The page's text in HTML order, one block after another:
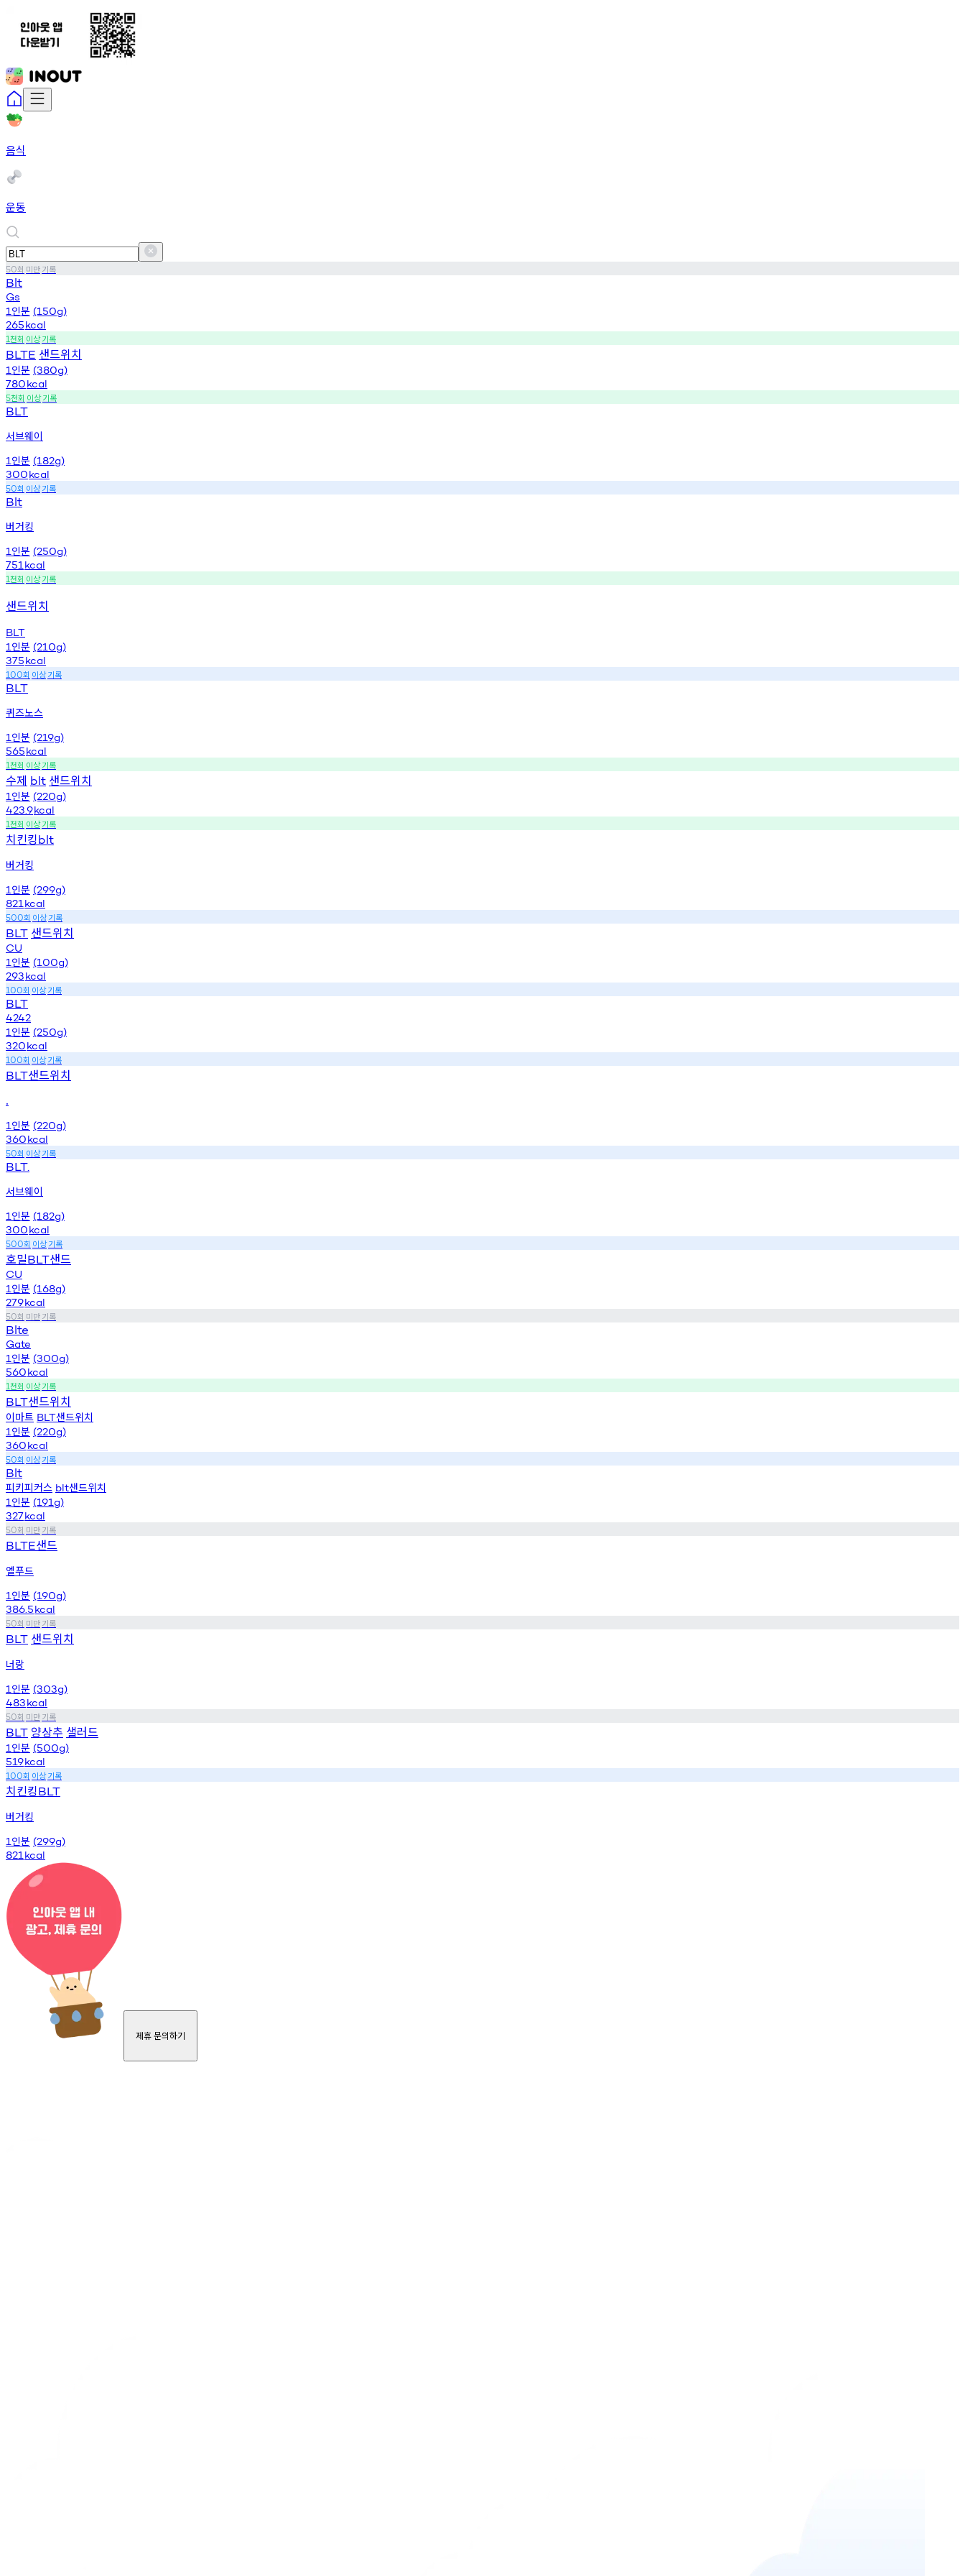
음식
운동
50회 미만기록
Blt
Gs
1인분 (150g)
265kcal
1천회 이상기록
BLTE 샌드위치
1인분 (380g)
780kcal
5천회 이상기록
BLT
서브웨이
1인분 (182g)
300kcal
50회 이상기록
Blt
버거킹
1인분 (250g)
751kcal
1천회 이상기록
샌드위치
BLT
1인분 (210g)
375kcal
100회 이상기록
BLT
퀴즈노스
1인분 (219g)
565kcal
1천회 이상기록
수제 blt 샌드위치
1인분 (220g)
423.9kcal
1천회 이상기록
치킨킹blt
버거킹
1인분 (299g)
821kcal
500회 이상기록
BLT 샌드위치
CU
1인분 (100g)
293kcal
100회 이상기록
BLT
4242
1인분 (250g)
320kcal
100회 이상기록
BLT샌드위치
.
1인분 (220g)
360kcal
50회 이상기록
BLT.
서브웨이
1인분 (182g)
300kcal
500회 이상기록
호밀BLT샌드
CU
1인분 (168g)
279kcal
50회 미만기록
Blte
Gate
1인분 (300g)
560kcal
1천회 이상기록
BLT샌드위치
이마트 BLT샌드위치
1인분 (220g)
360kcal
50회 이상기록
Blt
피키피커스 blt샌드위치
1인분 (191g)
327kcal
50회 미만기록
BLTE샌드
엘푸드
1인분 (190g)
386.5kcal
50회 미만기록
BLT 샌드위치
너랑
1인분 (303g)
483kcal
50회 미만기록
BLT 양상추 샐러드
1인분 (500g)
519kcal
100회 이상기록
치킨킹BLT
버거킹
1인분 (299g)
821kcal
제휴 문의하기